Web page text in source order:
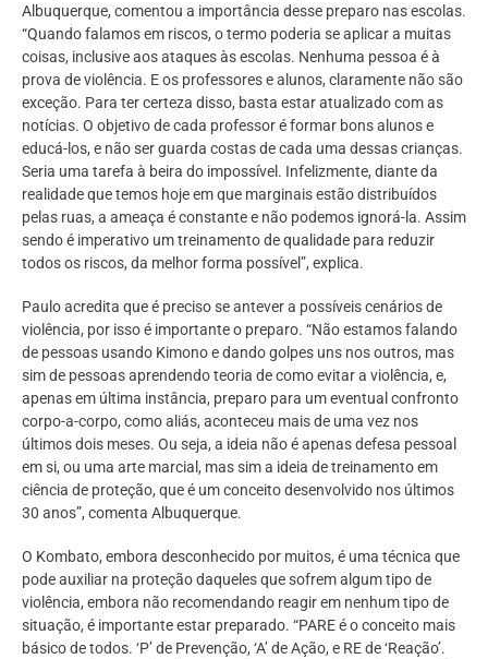
Albuquerque, comentou a importância desse preparo nas escolas.
“Quando falamos em riscos, o termo poderia se aplicar a muitas
coisas, inclusive aos ataques às escolas. Nenhuma pessoa é à
prova de violência. E os professores e alunos, claramente não são
exceção. Para ter certeza disso, basta estar atualizado com as
notícias. O objetivo de cada professor é formar bons alunos e
educá-los, e não ser guarda costas de cada uma dessas crianças.
Seria uma tarefa à beira do impossível. Infelizmente, diante da
realidade que temos hoje em que marginais estão distribuídos
pelas ruas, a ameaça é constante e não podemos ignorá-la. Assim
sendo é imperativo um treinamento de qualidade para reduzir
todos os riscos, da melhor forma possível”, explica.
Paulo acredita que é preciso se antever a possíveis cenários de
violência, por isso é importante o preparo. “Não estamos falando
de pessoas usando Kimono e dando golpes uns nos outros, mas
sim de pessoas aprendendo teoria de como evitar a violência, e,
apenas em última instância, preparo para um eventual confronto
corpo-a-corpo, como aliás, aconteceu mais de uma vez nos
últimos dois meses. Ou seja, a ideia não é apenas defesa pessoal
em si, ou uma arte marcial, mas sim a ideia de treinamento em
ciência de proteção, que é um conceito desenvolvido nos últimos
30 anos”, comenta Albuquerque.
O Kombato, embora desconhecido por muitos, é uma técnica que
pode auxiliar na proteção daqueles que sofrem algum tipo de
violência, embora não recomendando reagir em nenhum tipo de
situação, é importante estar preparado. “PARE é o conceito mais
básico de todos. ‘P’ de Prevenção, ‘A’ de Ação, e RE de ‘Reação’.